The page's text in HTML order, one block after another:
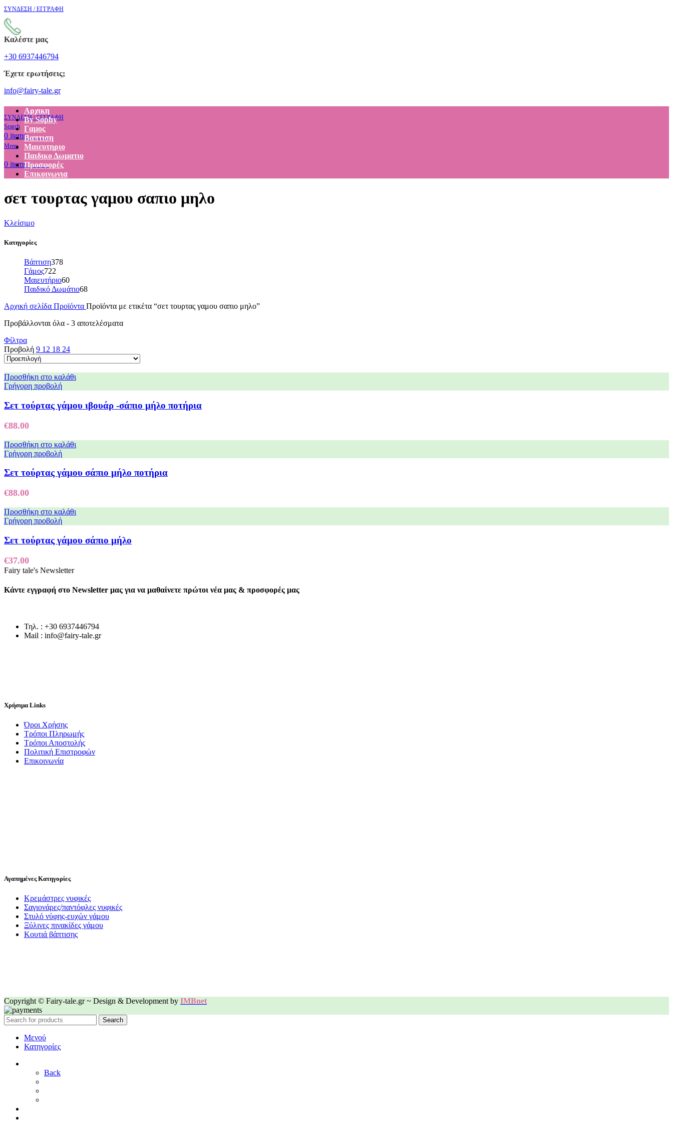
ΣΥΝΔΕΣΗ / ΕΓΓΡΑΦΗ
Καλέστε μας
+30 6937446794
Έχετε ερωτήσεις;
info@fairy-tale.gr
ΣΥΝΔΕΣΗ / ΕΓΓΡΑΦΗ
Search
0 items €0.00
Menu
0 items €0.00
Αρχικη
By Sophy
Γαμος
Βαπτιση
Μαιευτηριο
Παιδικο Δωματιο
Προσφορές
Επικοινωνια
σετ τουρτας γαμου σαπιο μηλο
Κλείσιμο
Κατηγορίες
Βάπτιση378
Γάμος722
Μαιευτήριο60
Παιδικό Δωμάτιο68
Αρχική σελίδα Προϊόντα Προϊόντα με ετικέτα “σετ τουρτας γαμου σαπιο μηλο”
Προβάλλονται όλα - 3 αποτελέσματα
Φίλτρα
Προβολή 9 12 18 24
Προσθήκη στο καλάθι
Γρήγορη προβολή
Σετ τούρτας γάμου ιβουάρ -σάπιο μήλο ποτήρια
€88.00
Προσθήκη στο καλάθι
Γρήγορη προβολή
Σετ τούρτας γάμου σάπιο μήλο ποτήρια
€88.00
Προσθήκη στο καλάθι
Γρήγορη προβολή
Σετ τούρτας γάμου σάπιο μήλο
€37.00
Fairy tale's Newsletter
Κάντε εγγραφή στο Newsletter μας για να μαθαίνετε πρώτοι νέα μας & προσφορές μας
Τηλ. : +30 6937446794
Mail : info@fairy-tale.gr
Χρήσιμα Links
Όροι Χρήσης
Τρόποι Πληρωμής
Τρόποι Αποστολής
Πολιτική Επιστροφών
Επικοινωνία
Αγαπημένες Κατηγορίες
Κρεμάστρες νυφικές
Σαγιονάρες/παντόφλες νυφικές
Στυλό νύφης-ευχών γάμου
Ξύλινες πινακίδες γάμου
Κουτιά βάπτισης
Copyright © Fairy-tale.gr ~ Design & Development by IMBnet
Search
Μενού
Κατηγορίες
Back